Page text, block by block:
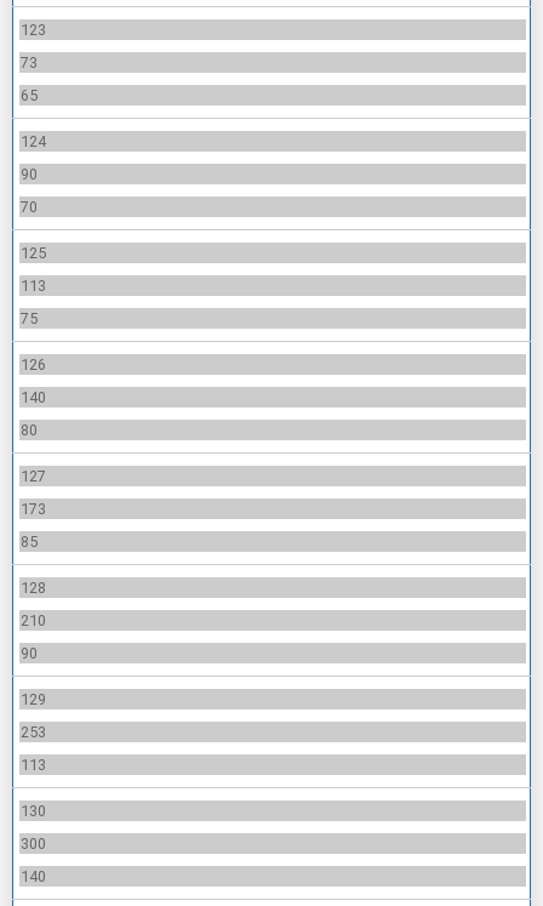
123
73
65
124
90
70
125
113
75
126
140
80
127
173
85
128
210
90
129
253
113
130
300
140